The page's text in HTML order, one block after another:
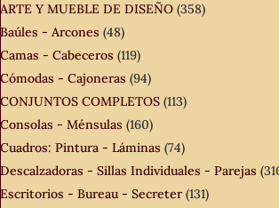
ARTE Y MUEBLE DE DISEÑO (358)
Baúles - Arcones (48)
Camas - Cabeceros (119)
Cómodas - Cajoneras (94)
CONJUNTOS COMPLETOS (113)
Consolas - Ménsulas (160)
Cuadros: Pintura - Láminas (74)
Descalzadoras - Sillas Individuales - Parejas
Escritorios - Bureau - Secreter (131)